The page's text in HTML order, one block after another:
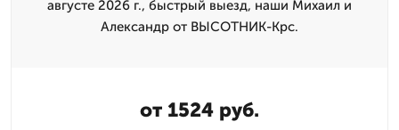
августе 2026 г., быстрый выезд, наши Михаил и
Александр от ВЫСОТНИК-Крс.
от 1524 руб.